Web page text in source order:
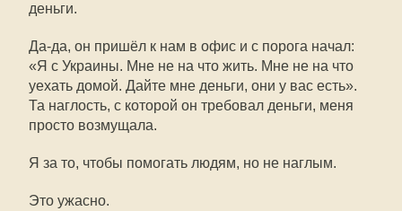
деньги.
Да-да, он пришёл к нам в офис и с порога начал:
«Я с Украины. Мне не на что жить. Мне не на что
уехать домой. Дайте мне деньги, они у вас есть».
Та наглость, с которой он требовал деньги, меня
просто возмущала.
Я за то, чтобы помогать людям, но не наглым.
Это ужасно.